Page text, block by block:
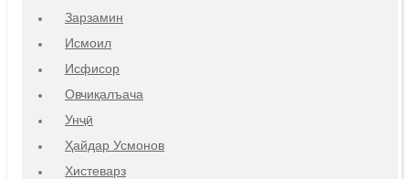
Зарзамин
Исмоил
Исфисор
Овчиқалъача
Унҷӣ
Ҳайдар Усмонов
Хистеварз